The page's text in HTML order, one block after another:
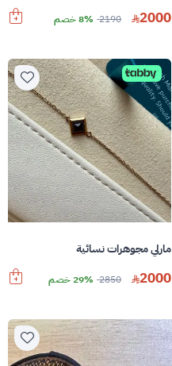
2000
2190 8% خصم
مارلي مجوهرات نسائية
2000
2850 29% خصم